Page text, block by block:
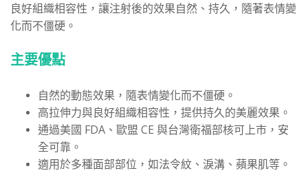
良好組織相容性，讓注射後的效果自然、持久，隨著表情變
化而不僵硬。
主要優點
自然的動態效果，隨表情變化而不僵硬。
高拉伸力與良好組織相容性，提供持久的美麗效果。
通過美國 FDA、歐盟 CE 與台灣衛福部核可上市，安
全可靠。
適用於多種面部部位，如法令紋、淚溝、蘋果肌等。